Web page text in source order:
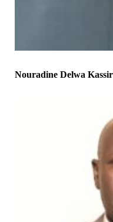
Nouradine Delwa